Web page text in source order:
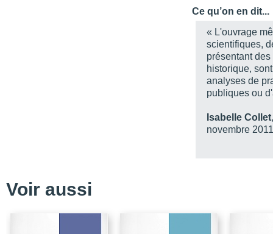
perspective d'équité
Chapitre 2 - Le
Partie 2 - Dimension
Chapitre 3 - Le rôle
filles et des femmes en
Chapitre 4 - Le
Partie 3 - Dimension
Partie 4 - Dimension
Ce qu’on en dit...
« L'ouvrage
scientifiques,
présentant
historique,
analyses de
publiques ou
Isabelle Collet
novembre
Voir aussi